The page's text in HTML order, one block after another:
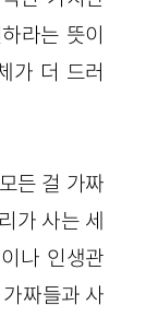
라는 뜻이
가 더 드러
든 걸 가짜
가 사는 세
나 인생관
짜들과 사